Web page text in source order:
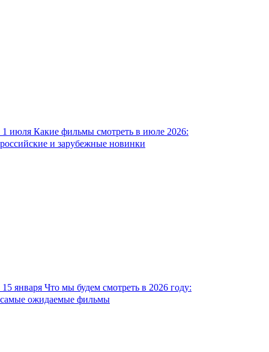
1 июля Какие фильмы смотреть в июле 2026:
российские и зарубежные новинки
15 января Что мы будем смотреть в 2026 году:
самые ожидаемые фильмы